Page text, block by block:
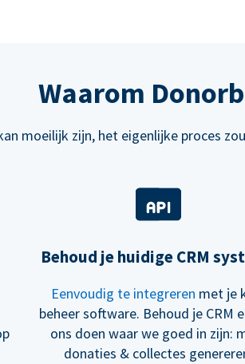
Waarom
moeilijk zijn, het eigenlijke proces
Behoud je huidige CRM
Eenvoudig te integreren met je
beheer software. Behoud je CRM
ons doen waar we goed in zijn:
donaties & collectes